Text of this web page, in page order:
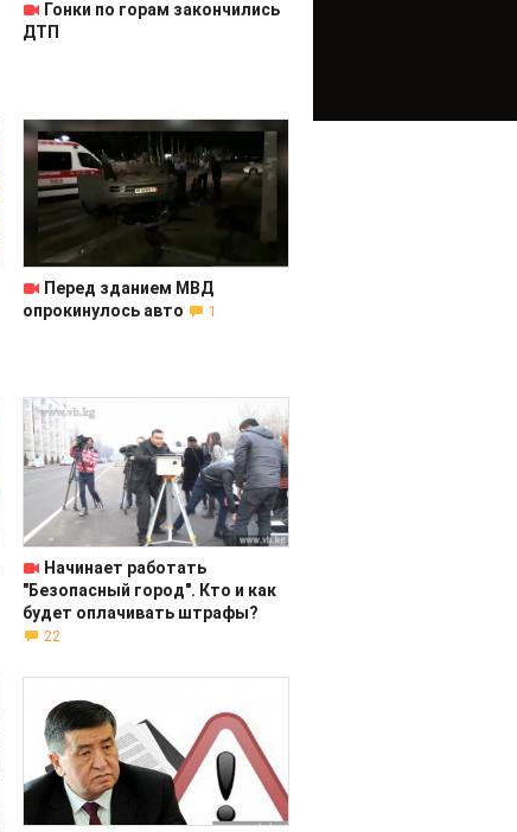
Гонки по горам закончились
ДТП
Перед зданием МВД
опрокинулось авто
1
Начинает работать
"Безопасный город". Кто и как
будет оплачивать штрафы?
22